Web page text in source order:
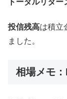
トータルリター
投信残高は積立
ました。
相場メモ